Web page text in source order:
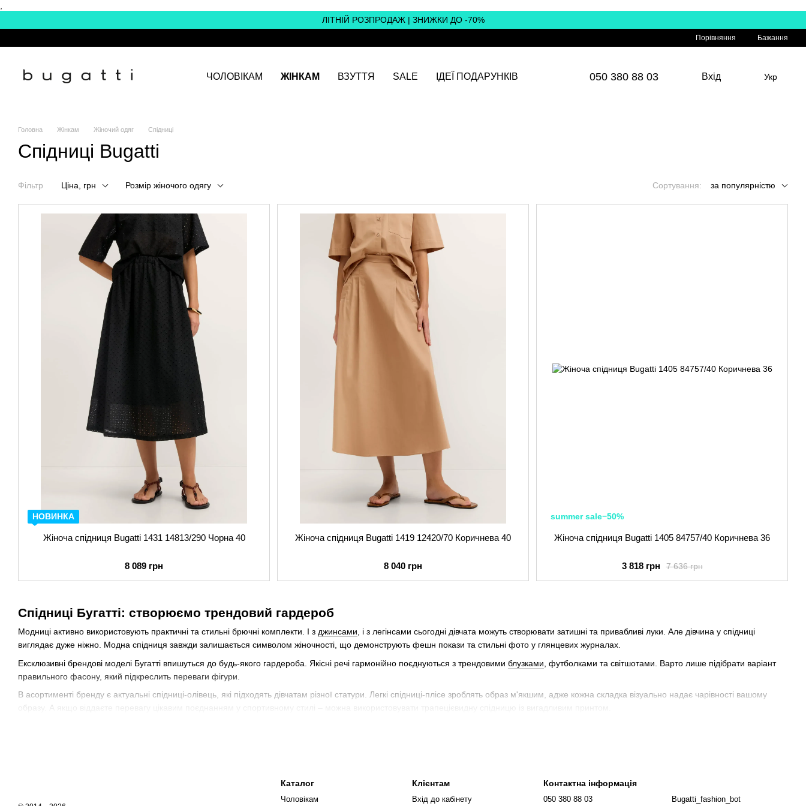
ЛІТНІЙ РОЗПРОДАЖ | ЗНИЖКИ ДО -70%
Порівняння Бажання
ЧОЛОВІКАМ ЖІНКАМ ВЗУТТЯ SALE ІДЕЇ ПОДАРУНКІВ 050 380 88 03 Вхід Укр
Головна Жінкам Жіночий одяг Спідниці
Спідниці Bugatti
Фільтр Ціна, грн Розмір жіночого одягу Сортування: за популярністю
Спідниці Бугатті: створюємо трендовий гардероб
Модниці активно використовують практичні та стильні брючні комплекти. І з джинсами, і з легінсами сьогодні дівчата можуть створювати затишні та привабливі луки. Але дівчина у спідниці
виглядає дуже ніжно. Модна спідниця завжди залишається символом жіночності, що демонструють фешн покази та стильні фото у глянцевих журналах.
Ексклюзивні брендові моделі Бугатті впишуться до будь-якого гардероба. Якісні речі гармонійно поєднуються з трендовими блузками , футболками та світшотами. Варто лише підібрати варіант
правильного фасону, який підкреслить переваги фігури.
В асортименті бренду є актуальні спідниці-олівець, які підходять дівчатам різної статури. Легкі спідниці-плісе зроблять образ м'якшим, адже кожна складка візуально надає чарівності вашому
образу. А якщо віддаєте перевагу цікавим поєднанням у спортивному стилі – можна використовувати трапецієвидну спідницю із вигадливим принтом.
В асортименті німецького виробника великий вибір молодіжних моделей. Вам залишається лише відкрити каталог та обрати ідеальний варіант спідниці правильного розміру та фасону. Приємна
НОВИНКА
Жіноча спідниця Bugatti 1431 14813/290 Чорна 40
8 089 грн
Жіноча спідниця Bugatti 1419 12420/70 Коричнева 40
8 040 грн
summer sale−50%
Жіноча спідниця Bugatti 1405 84757/40 Коричнева 36
7 636 грн
3 818 грн
Каталог
Чоловікам
Клієнтам
Вхід до кабінету
Контактна інформація
050 380 88 03 Bugatti_fashion_bot